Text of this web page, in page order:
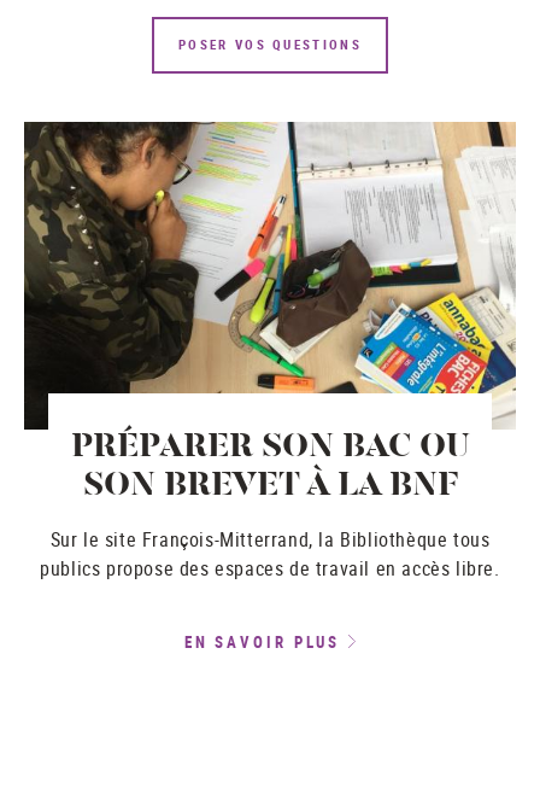
POSER VOS QUESTIONS
PRÉPARER SON BAC OU
SON BREVET À LA BNF
Sur le site François-Mitterrand, la Bibliothèque tous
publics propose des espaces de travail en accès libre.
EN SAVOIR PLUS